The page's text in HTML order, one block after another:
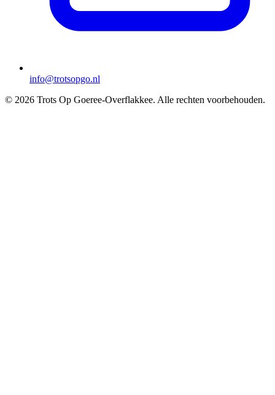
info@trotsopgo.nl
© 2026 Trots Op Goeree-Overflakkee. Alle rechten voorbehouden.